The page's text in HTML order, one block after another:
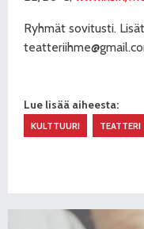
Ryhmät sovitusti.
Lue lisää aiheesta:
KULTTUURI TEATTERI